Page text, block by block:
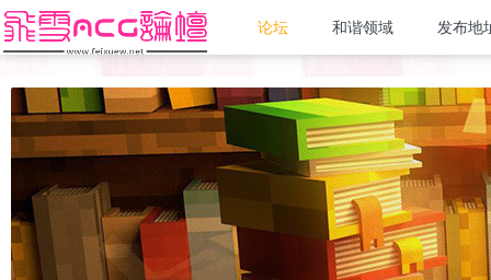
论坛 和谐领域 发布地